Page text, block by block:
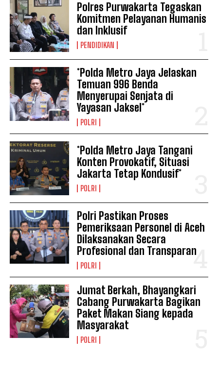
Polres Purwakarta Tegaskan
Komitmen Pelayanan Humanis
dan Inklusif
PENDIDIKAN
*Polda Metro Jaya Jelaskan
Temuan 996 Benda
Menyerupai Senjata di
Yayasan Jaksel*
POLRI
*Polda Metro Jaya Tangani
Konten Provokatif, Situasi
Jakarta Tetap Kondusif*
POLRI
Polri Pastikan Proses
Pemeriksaan Personel di Aceh
Dilaksanakan Secara
Profesional dan Transparan
POLRI
Jumat Berkah, Bhayangkari
Cabang Purwakarta Bagikan
Paket Makan Siang kepada
Masyarakat
POLRI